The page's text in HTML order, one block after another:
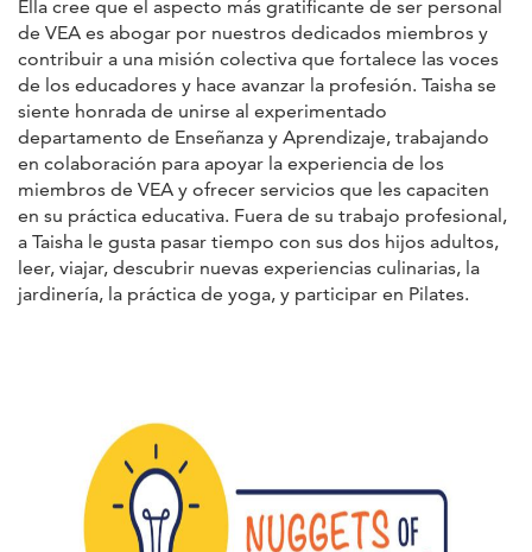
Ella cree que el aspecto más gratificante de ser personal
de VEA es abogar por nuestros dedicados miembros y
contribuir a una misión colectiva que fortalece las voces
de los educadores y hace avanzar la profesión. Taisha se
siente honrada de unirse al experimentado
departamento de Enseñanza y Aprendizaje, trabajando
en colaboración para apoyar la experiencia de los
miembros de VEA y ofrecer servicios que les capaciten
en su práctica educativa. Fuera de su trabajo profesional,
a Taisha le gusta pasar tiempo con sus dos hijos adultos,
leer, viajar, descubrir nuevas experiencias culinarias, la
jardinería, la práctica de yoga, y participar en Pilates.